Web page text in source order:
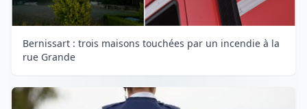
Bernissart : trois maisons touchées par un incendie à la
rue Grande